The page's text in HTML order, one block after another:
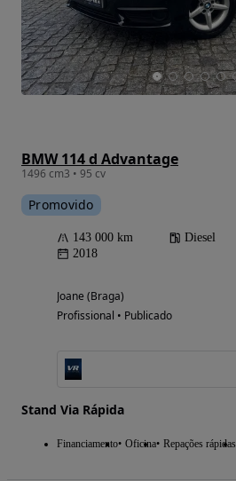
BMW 114 d Advantage
1496 cm3 • 95 cv
Promovido
143 000 km Diesel
2018
Joane (Braga)
Profissional • Publicado
Stand Via Rápida
Financiamento Oficina Repações rápidas